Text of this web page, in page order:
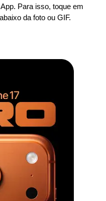
Para isso, toque em
da foto ou GIF.